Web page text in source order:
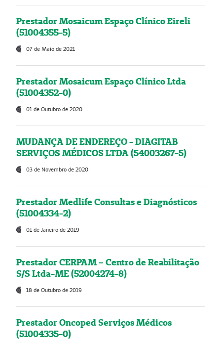
Prestador Mosaicum Espaço Clínico Eireli
(51004355-5)
07 de Maio de 2021
Prestador Mosaicum Espaço Clínico Ltda
(51004352-0)
01 de Outubro de 2020
MUDANÇA DE ENDEREÇO - DIAGITAB
SERVIÇOS MÉDICOS LTDA (54003267-5)
03 de Novembro de 2020
Prestador Medlife Consultas e Diagnósticos
(51004334-2)
01 de Janeiro de 2019
Prestador CERPAM – Centro de Reabilitação
S/S Ltda-ME (52004274-8)
18 de Outubro de 2019
Prestador Oncoped Serviços Médicos
(51004335-0)